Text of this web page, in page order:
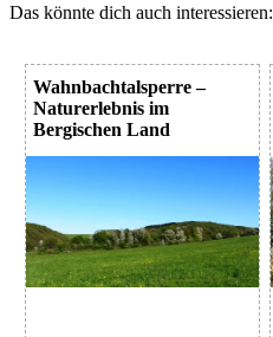
Das könnte dich auch interessieren:
Wahnbachtalsperre –
Naturerlebnis im
Bergischen Land